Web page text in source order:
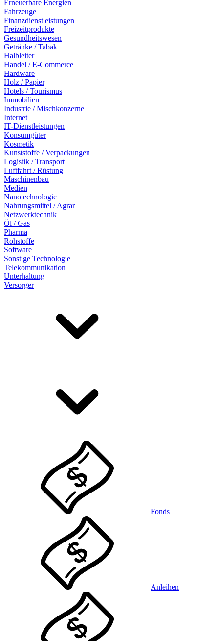
Erneuerbare Energien
Fahrzeuge
Finanzdienstleistungen
Freizeitprodukte
Gesundheitswesen
Getränke / Tabak
Halbleiter
Handel / E-Commerce
Hardware
Holz / Papier
Hotels / Tourismus
Immobilien
Industrie / Mischkonzerne
Internet
IT-Dienstleistungen
Konsumgüter
Kosmetik
Kunststoffe / Verpackungen
Logistik / Transport
Luftfahrt / Rüstung
Maschinenbau
Medien
Nanotechnologie
Nahrungsmittel / Agrar
Netzwerktechnik
Öl / Gas
Pharma
Rohstoffe
Software
Sonstige Technologie
Telekommunikation
Unterhaltung
Versorger
Fonds
Anleihen